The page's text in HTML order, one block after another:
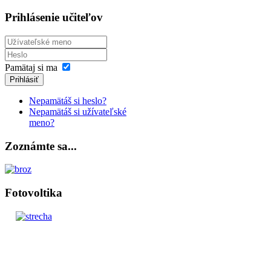
Prihlásenie učiteľov
Pamätaj si ma
Prihlásiť
Nepamätáš si heslo?
Nepamätáš si užívateľské
meno?
Zoznámte sa...
Fotovoltika